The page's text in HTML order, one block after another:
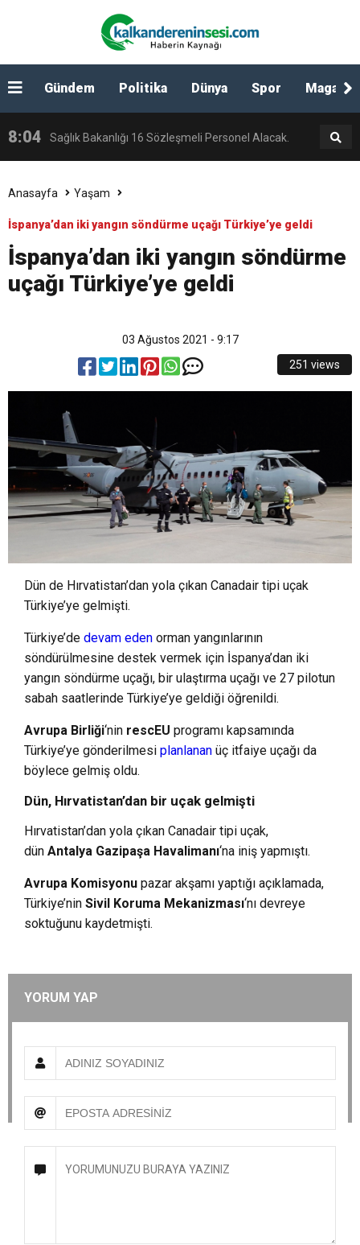
Gündem Politika Dünya Spor Magazin
Yerelde desteklenecek 303 proje kalkınmanın
anahtarı olacak.
16:09 Demir Parmaklıklar Ardındaki Emek Rize’de
Görücüye Çıktı.
8:04 Sağlık Bakanlığı 16 Sözleşmeli Personel Alacak.
7:09 Rizeli hacı adayları dualarla yola çıktı.
11:05
14:30 KALKANDERE İMAM HATİPLİLER
YARDIMLAŞMA DERNEĞİ OLAĞAN GENEL
KPSS ile bazı kamu kurum ve kuruluşlarının
kadrolarına yerleştirme sonuçları açıklandı.
Türk Çayı Dünya Kupalarını Dolduruyor:
İhracatta %38’lik Rekor Artış.
9:09 Rize Belediyesi Meydan Otoparkı Kartlı Sisteme
Geçti.
15:19 Yerelde desteklenecek 303 proje kalkınmanın
Anasayfa Yaşam
İspanya’dan iki yangın söndürme uçağı Türkiye’ye geldi
İspanya’dan iki yangın söndürme
uçağı Türkiye’ye geldi
03 Ağustos 2021 - 9:17
251 views
Dün de Hırvatistan’dan yola çıkan Canadair tipi uçak
Türkiye’ye gelmişti.
Türkiye’de devam eden orman yangınlarının
söndürülmesine destek vermek için İspanya’dan iki
yangın söndürme uçağı, bir ulaştırma uçağı ve 27 pilotun
sabah saatlerinde Türkiye’ye geldiği öğrenildi.
Avrupa Birliği‘nin rescEU programı kapsamında
Türkiye’ye gönderilmesi planlanan üç itfaiye uçağı da
böylece gelmiş oldu.
Dün, Hırvatistan’dan bir uçak gelmişti
Hırvatistan’dan yola çıkan Canadair tipi uçak,
dün Antalya Gazipaşa Havalimanı‘na iniş yapmıştı.
Avrupa Komisyonu pazar akşamı yaptığı açıklamada,
Türkiye’nin Sivil Koruma Mekanizması‘nı devreye
soktuğunu kaydetmişti.
YORUM YAP